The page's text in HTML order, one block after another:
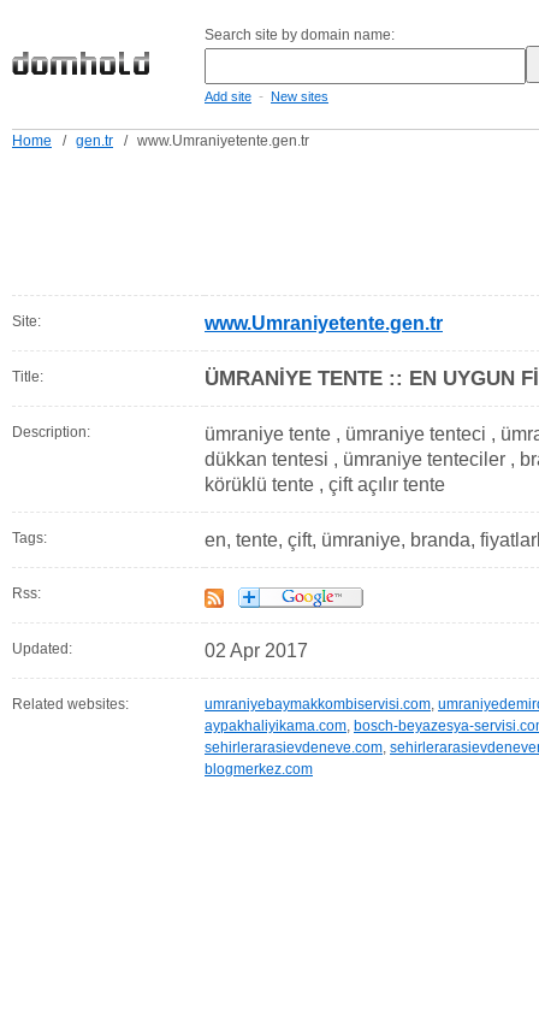
Search site by domain name:
Add site - New sites
Home / gen.tr / www.Umraniyetente.gen.tr
Site: www.Umraniyetente.gen.tr
Title: ÜMRANİYE TENTE :: EN UYGUN
Description:
ümraniye tente , ümraniye tenteci ,
dükkan tentesi , ümraniye tenteciler ,
körüklü tente , çift açılır tente
Tags: en, tente, çift, ümraniye, branda,
Rss:
Updated: 02 Apr 2017
Related websites: umraniyebaymakkombiservisi.com,
aypakhaliyikama.com, bosch-beyazesya-
sehirlerarasievdeneve.com,
blogmerkez.com